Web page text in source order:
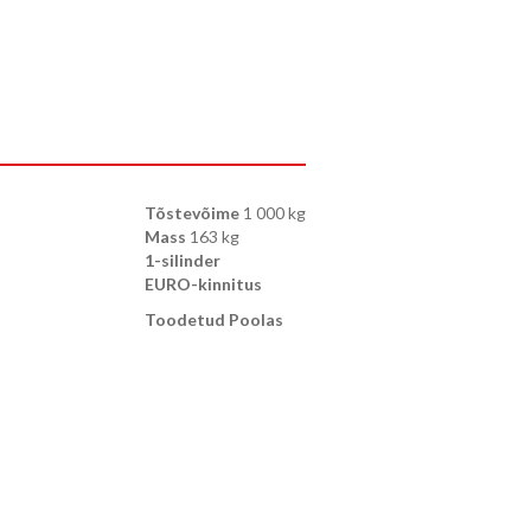
Tõstevõime 1 000 kg
Mass 163 kg
1-silinder
EURO-kinnitus
Toodetud Poolas